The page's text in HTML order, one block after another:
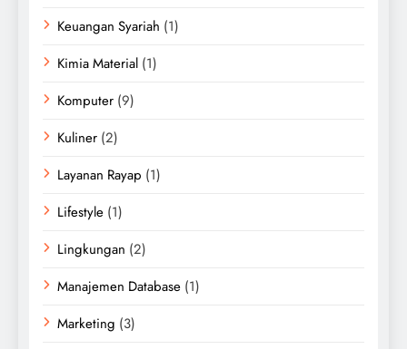
Keuangan Syariah (1)
Kimia Material (1)
Komputer (9)
Kuliner (2)
Layanan Rayap (1)
Lifestyle (1)
Lingkungan (2)
Manajemen Database (1)
Marketing (3)